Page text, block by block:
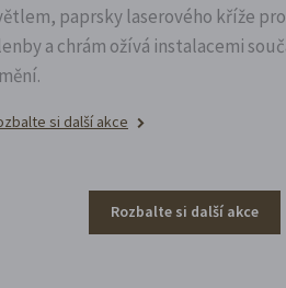
paprsky laserového kříže
a chrám ožívá instalacemi
si další akce
Rozbalte si další akce